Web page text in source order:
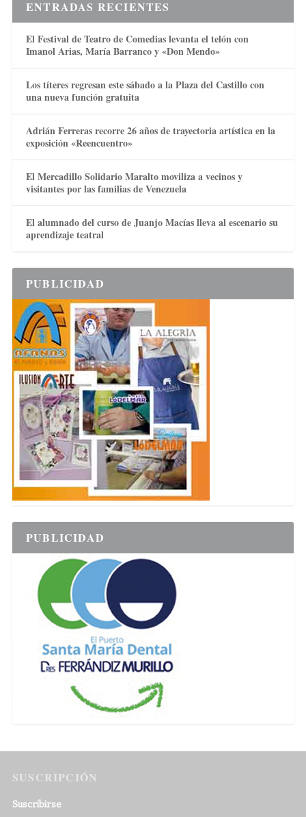
ENTRADAS RECIENTES
El Festival de Teatro de Comedias levanta el telón con
Imanol Arias, María Barranco y «Don Mendo»
Los títeres regresan este sábado a la Plaza del Castillo con
una nueva función gratuita
Adrián Ferreras recorre 26 años de trayectoria artística en la
exposición «Reencuentro»
El Mercadillo Solidario Maralto moviliza a vecinos y
visitantes por las familias de Venezuela
El alumnado del curso de Juanjo Macías lleva al escenario su
aprendizaje teatral
PUBLICIDAD
PUBLICIDAD
SUSCRIPCIÓN
Suscribirse